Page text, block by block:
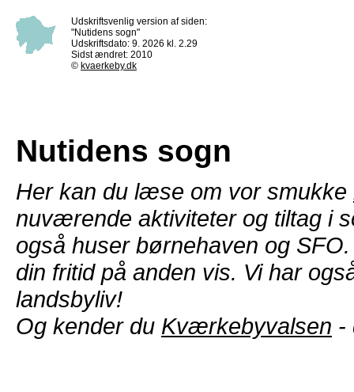
Udskriftsvenlig version af siden:
"Nutidens sogn"
Udskriftsdato: 9. 2026 kl. 2.29
Sidst ændret: 2010
© kvaerkeby.dk
Nutidens sogn
Her kan du læse om vor smukke
nuværende aktiviteter og tiltag i
også huser børnehaven og
din fritid på anden vis. Vi har
landsbyliv!
Og kender du Kværkebyvalsen -